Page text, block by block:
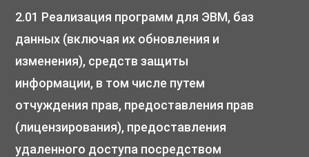
2.01 Реализация программ для ЭВМ, баз
данных (включая их обновления и
изменения), средств защиты
информации, в том числе путем
отчуждения прав, предоставления прав
(лицензирования), предоставления
удаленного доступа посредством